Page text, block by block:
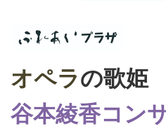
オペラの歌姫
谷本綾香コン